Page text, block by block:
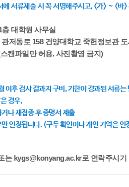
서류제출 시 꼭 서명해주시고, <가> ~ <바>
대학원 사무실
저동로 158 건양대학교 죽헌정보관
캔파일만 허용, 사진촬영 금지)
후 검사 결과지 구비, 기한이 경과된 서류는
경우,
나 재접종 후 증명서 제출
인정됩니다. (구두 확인이나 개인 기억은 인
는 kygs@konyang.ac.kr로 연락주시기